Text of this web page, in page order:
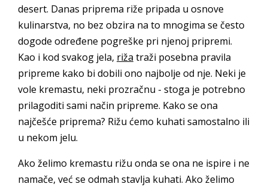
desert. Danas priprema riže pripada u osnove
kulinarstva, no bez obzira na to mnogima se često
dogode određene pogreške pri njenoj pripremi.
Kao i kod svakog jela, riža traži posebna pravila
pripreme kako bi dobili ono najbolje od nje. Neki je
vole kremastu, neki prozračnu - stoga je potrebno
prilagoditi sami način pripreme. Kako se ona
najčešće priprema? Rižu ćemo kuhati samostalno ili
u nekom jelu.
Ako želimo kremastu rižu onda se ona ne ispire i ne
namače, već se odmah stavlja kuhati. Ako želimo